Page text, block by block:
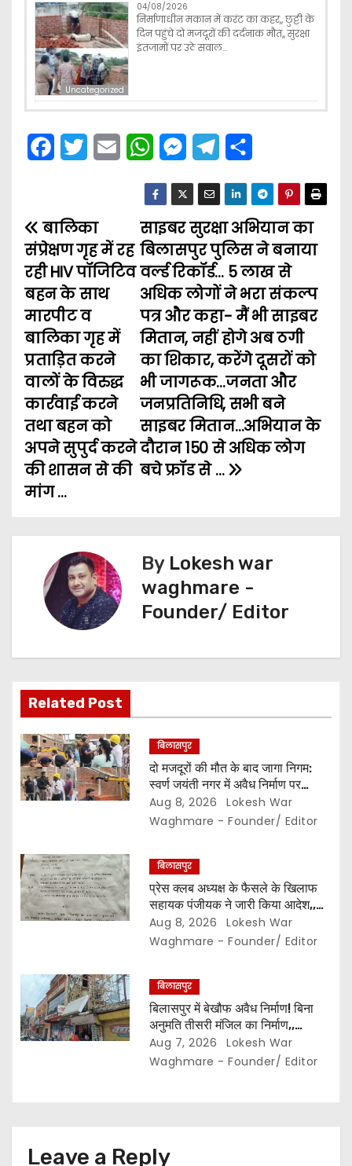
Uncategorized
04/08/2026
निर्माणाधीन मकान में करंट का कहर,, छुट्टी के
दिन पहुंचे दो मजदूरों की दर्दनाक मौत,, सुरक्षा
इंतजामों पर उठे सवाल…
e
b
o
o
k
t
t
e
r
l
W
a
t
s
A
p
p
M
s
s
e
n
g
e
r
l
e
g
r
a
m
a
r
e
P
o
s
t
n
a
v
i
g
a
n
साइबर सुरक्षा अभियान का
बिलासपुर पुलिस ने बनाया
वर्ल्ड रिकॉर्ड… 5 लाख से
अधिक लोगों ने भरा संकल्प
पत्र और कहा- मैं भी साइबर
मितान, नहीं होगे अब ठगी
का शिकार, करेंगे दूसरों को
भी जागरूक…जनता और
जनप्रतिनिधि, सभी बने
साइबर मितान…अभियान के
दौरान 150 से अधिक लोग
बचे फ्रॉड से …
बालिका
संप्रेक्षण गृह में रह
रही HIV पॉजिटिव
बहन के साथ
मारपीट व
बालिका गृह में
प्रताड़ित करने
वालों के विरुद्ध
कार्रवाई करने
तथा बहन को
अपने सुपुर्द करने
की शासन से की
मांग …
By Lokesh war
waghmare -
Founder/ Editor
Related Post
बिलासपुर
दो मजदूरों की मौत के बाद जागा निगम:
स्वर्ण जयंती नगर में अवैध निर्माण पर
कार्रवाई,, दीवार तोड़ी और 7 दिन की
मोहलत…
Aug 8, 2026
Lokesh War
Waghmare - Founder/ Editor
बिलासपुर
प्रेस क्लब अध्यक्ष के फैसले के खिलाफ
सहायक पंजीयक ने जारी किया आदेश,,
सचिव कोषाध्यक्ष पद का नहीं बदल सकते
प्रभार… पदाधिकारियों के बीच विवाद अब
Aug 8, 2026
Lokesh War
Waghmare - Founder/ Editor
बिलासपुर
बिलासपुर में बेखौफ अवैध निर्माण! बिना
अनुमति तीसरी मंजिल का निर्माण,,
शासकीय जमीन पर भी दुकानें ? निगम की
कार्रवाई सिर्फ नोटिस तक सीमित? मुख्य
Aug 7, 2026
Lokesh War
Waghmare - Founder/ Editor
Leave a Reply